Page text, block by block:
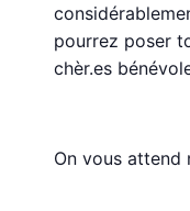
pourrez poser
chèr.es
On vous attend